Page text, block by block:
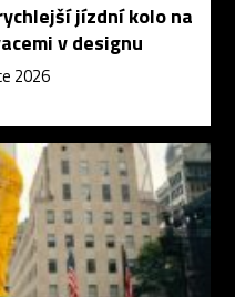
jízdní kolo na
v designu
2026